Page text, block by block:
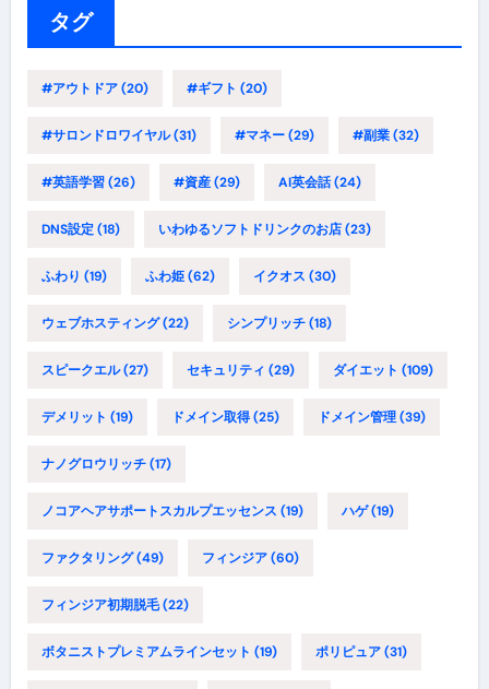
タグ
#アウトドア(20) #ギフト (20)
#サロンドロワイヤル(31) #マネー(29) #副業(32)
#英語学習(26) #資産(29) AI英会話(24)
DNS設定(18) いわゆるソフトドリンクのお店(23)
ふわり (19) ふわ姫(62) イクオス (30)
ウェブホスティング(22) シンプリッチ(18)
スピークエル(27) セキュリティ (29) ダイエット (109)
デメリット (19) ドメイン取得(25) ドメイン管理(39)
ナノグロウリッチ(17)
ノコアヘアサポートスカルプエッセンス (19) ハゲ(19)
ファクタリング(49) フィンジア(60)
フィンジア初期脱毛(22)
ボタニストプレミアムラインセット (19) ポリピュア(31)